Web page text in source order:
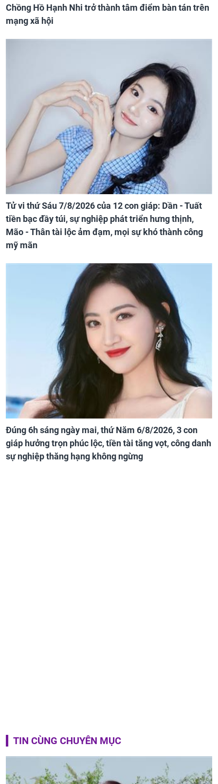
Chồng Hồ Hạnh Nhi trở thành tâm điểm bàn tán trên
mạng xã hội
Tử vi thứ Sáu 7/8/2026 của 12 con giáp: Dần - Tuất
tiền bạc đầy túi, sự nghiệp phát triển hưng thịnh,
Mão - Thân tài lộc ảm đạm, mọi sự khó thành công
mỹ mãn
Đúng 6h sáng ngày mai, thứ Năm 6/8/2026, 3 con
giáp hưởng trọn phúc lộc, tiền tài tăng vọt, công danh
sự nghiệp thăng hạng không ngừng
TIN CÙNG CHUYÊN MỤC